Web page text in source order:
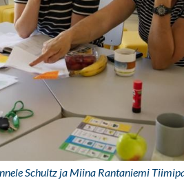
Schultz ja Miina Rantaniemi